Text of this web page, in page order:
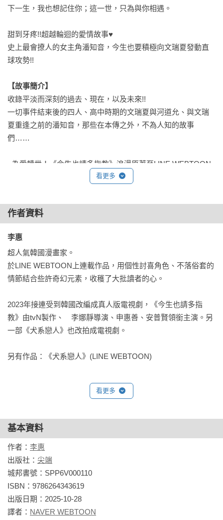
下一生，我也想記住你；這一世，只為與你相遇。
甜到牙疼!!超越輪迴的愛情故事♥
史上最會撩人的女主角潘知音，今生也要積極向文瑞夏發動直
球攻勢!!
【故事簡介】
收錄平淡而深刻的過去、現在，以及未來!!
一切事件結束後的四人、高中時期的文瑞夏與河道允、與文瑞
夏重逢之前的潘知音，那些在本傳之外，不為人知的故事
們……
- 為愛轉世！《今生也請多指教》浪漫原著至LINE WEBTOON
搶先看>> https://lin.ee/omhNJ6e/wttw
看更多
作者資料
李惠
超人氣韓國漫畫家。
於LINE WEBTOON上連載作品，用個性討喜角色、不落俗套的
情節結合些許奇幻元素，收穫了大批讀者的心。
2023年接連受到韓國改編成真人版電視劇，《今生也請多指
教》由tvN製作、	李娜靜導演、申惠善、安普賢領銜主演。另
一部《犬系戀人》也改拍成電視劇。
另有作品：《犬系戀人》(LINE WEBTOON)
看更多
基本資料
作者： 李惠
出版社： 尖端
城邦書號：SPP6V000110
ISBN：9786264343619
出版日期：2025-10-28
譯者： NAVER WEBTOON